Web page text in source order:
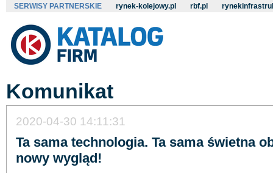
SERWISY PARTNERSKIE rynek-kolejowy.pl rbf.pl
Komunikat
2020-04-30 14:11:31
Ta sama technologia. Ta sama świetna
nowy wygląd!